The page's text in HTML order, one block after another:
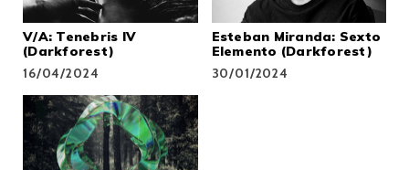
V/A: Tenebris IV
(Darkforest)
16/04/2024
Esteban Miranda: Sexto
Elemento (Darkforest)
30/01/2024